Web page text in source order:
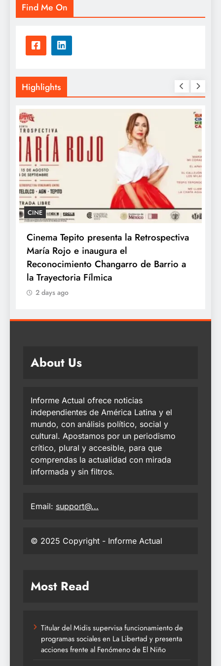
Find Me On
Highlights
GASTRONOMÍA
Kyoto celebra el Día Mundial del Ramen
con los auténticos sabores de Japón
2 days ago
About Us
Informe Actual ofrece noticias
independientes de América Latina y el
mundo, con análisis político, social y
cultural. Apostamos por un periodismo
crítico, plural y accesible, para que
comprendas la actualidad con mirada
informada y sin filtros.
Email: support@...
© 2025 Copyright - Informe Actual
Most Read
Titular del Midis supervisa funcionamiento de
programas sociales en La Libertad y presenta
acciones frente al Fenómeno de El Niño